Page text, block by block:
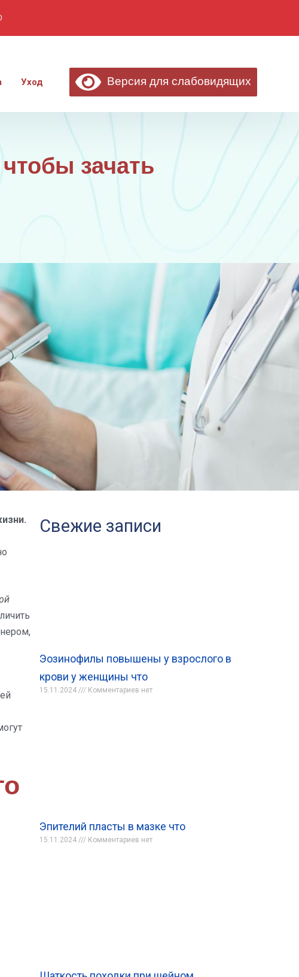
Уход Версия для слабовидящих
зачать
Свежие записи
Эозинофилы повышены у взрослого в
крови у женщины что
15.11.2024 Комментариев нет
Эпителий пласты в мазке что
15.11.2024 Комментариев нет